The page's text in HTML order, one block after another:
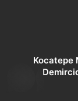
Kocatepe